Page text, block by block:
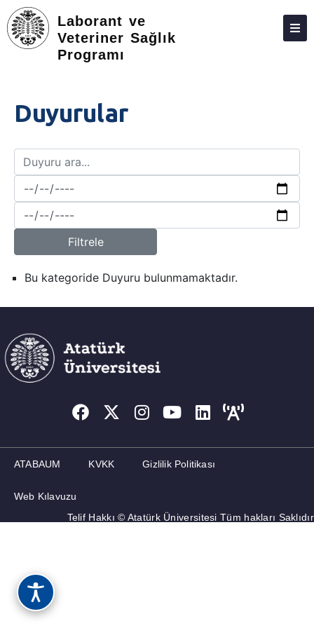
Laborant ve
Veteriner Sağlık
Programı
HAKKIMIZDA
LISANSÜSTÜ
TOPLUMA KATKI
ADAY ÖĞRENCILER
İLETIŞIM
Duyurular
Filtrele
Bu kategoride Duyuru bulunmamaktadır.
ATABAUM KVKK Gizlilik Politikası
Web Kılavuzu
Telif Hakkı © Atatürk Üniversitesi Tüm hakları Saklıdır